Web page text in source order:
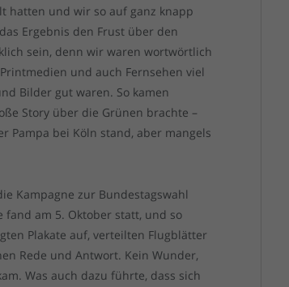
hatten und wir so auf ganz knapp
Ergebnis den Frust über den
sein, denn wir waren wortwörtlich
und auch Fernsehen viel
Bilder gut waren. So kamen
Story über die Grünen brachte –
Pampa bei Köln stand, aber mangels
Kampagne zur Bundestagswahl
fand am 5. Oktober statt, und so
Plakate auf, verteilten Flugblätter
Rede und Antwort. Kein Wunder,
Was auch dazu führte, dass sich